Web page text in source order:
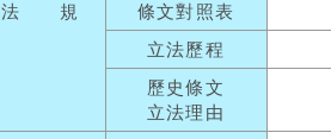
法 規
條文對照表
立法歷程
歷史條文
立法理由